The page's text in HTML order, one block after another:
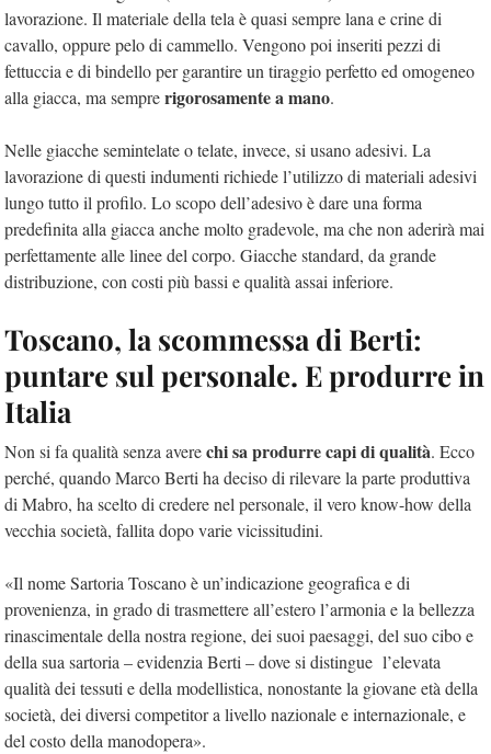
lavorazione. Il materiale della tela è quasi sempre lana e crine di
cavallo, oppure pelo di cammello. Vengono poi inseriti pezzi di
fettuccia e di bindello per garantire un tiraggio perfetto ed omogeneo
alla giacca, ma semprerigorosamente a mano.
Nelle giacche semintelate o telate, invece, si usano adesivi. La
lavorazione di questi indumenti richiede l’utilizzo di materiali adesivi
lungo tutto il profilo. Lo scopo dell’adesivo è dare una forma
predefinita alla giacca anche molto gradevole, ma che non aderirà mai
perfettamente alle linee del corpo. Giacche standard, da grande
distribuzione, con costi più bassi e qualità assai inferiore.
Toscano, la scommessa di Berti:
puntare sul personale. E produrre in
Italia
Non si fa qualità senza averechi sa produrre capi di qualità. Ecco
perché, quando Marco Berti ha deciso di rilevare la parte produttiva
di Mabro, ha scelto di credere nel personale, il vero know-how della
vecchia società, fallita dopo varie vicissitudini.
«Il nome Sartoria Toscano è un’indicazione geografica e di
provenienza, in grado di trasmettere all’estero l’armonia e la bellezza
rinascimentale della nostra regione, dei suoi paesaggi, del suo cibo e
della sua sartoria – evidenzia Berti – dove si distingue l’elevata
qualità dei tessuti e della modellistica, nonostante la giovane età della
società, dei diversi competitor a livello nazionale e internazionale, e
del costo della manodopera».